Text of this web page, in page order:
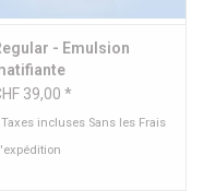
- Emulsion
39,00 *
incluses Sans les Frais